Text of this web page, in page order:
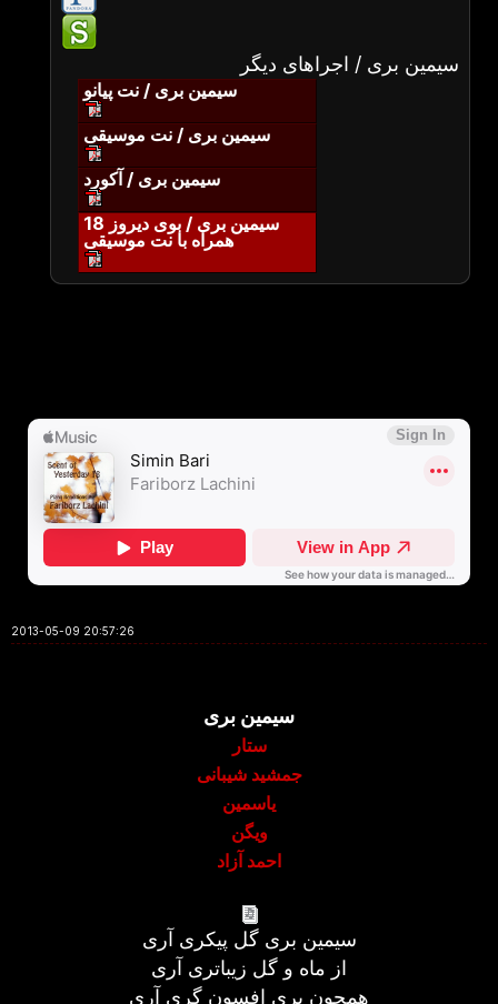
سیمین بری / اجراهای دیگر
سیمین بری / نت پیانو
سیمین بری / نت موسیقی
سیمین بری / آکورد
سیمین بری / بوی دیروز 18
همراه با نت موسیقی
2013-05-09 20:57:26
سیمین بری
ستار
جمشید شیبانی
یاسمین
ویگن
احمد آزاد
سیمین بری گل پیکری آری
از ماه و گل زیباتری آری
همچون پری افسون گری آری